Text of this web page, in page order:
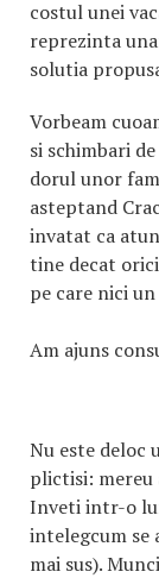
costul unei
reprezinta
solutia
Vorbeam
si schimbari
dorul unor
asteptand
invatat ca
tine decat
pe care nici
Am ajuns
Nu este deloc
plictisi:
Inveti intr-o
intelegcum se
mai sus).